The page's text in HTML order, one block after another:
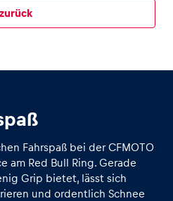
zurück
Fahrspaß bei der CFMOTO
am Red Bull Ring. Gerade
Grip bietet, lässt sich
und ordentlich Schnee